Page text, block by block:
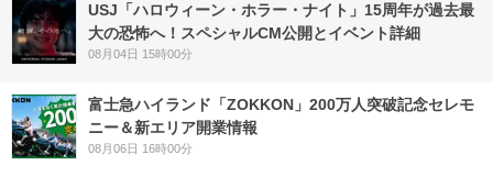
USJ「ハロウィーン・ホラー・ナイト」15周年が過去最
大の恐怖へ！スペシャルCM公開とイベント詳細
08月04日 15時00分
富士急ハイランド「ZOKKON」200万人突破記念セレモ
ニー＆新エリア開業情報
08月06日 16時00分